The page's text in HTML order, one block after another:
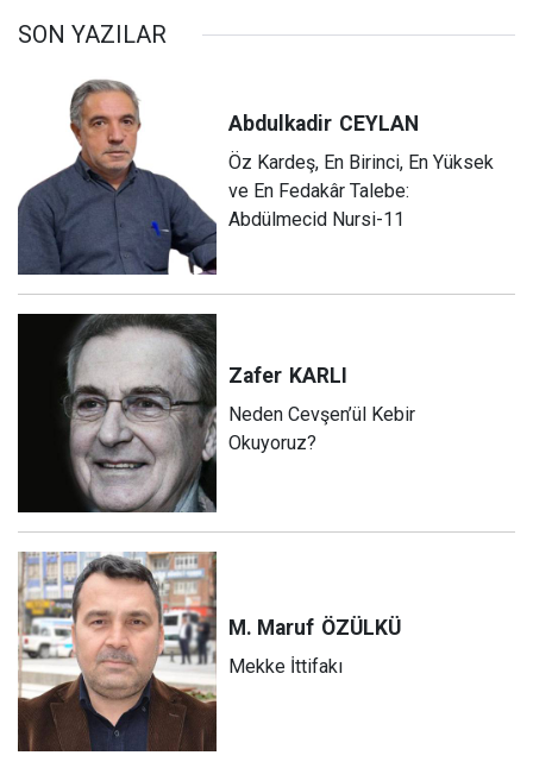
SON YAZILAR
Abdulkadir CEYLAN
Öz Kardeş, En Birinci, En Yüksek
ve En Fedakâr Talebe:
Abdülmecid Nursi-11
Zafer KARLI
Neden Cevşen’ül Kebir
Okuyoruz?
M. Maruf ÖZÜLKÜ
Mekke İttifakı